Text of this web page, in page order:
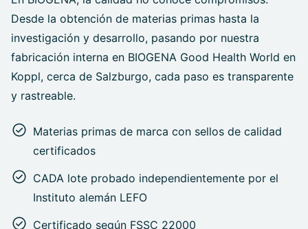
Desde la obtención de materias primas hasta la
investigación y desarrollo, pasando por nuestra
fabricación interna en BIOGENA Good Health World en
Koppl, cerca de Salzburgo, cada paso es transparente
y rastreable.
Materias primas de marca con sellos de calidad
certificados
CADA lote probado independientemente por el
Instituto alemán LEFO
Certificado según FSSC 22000